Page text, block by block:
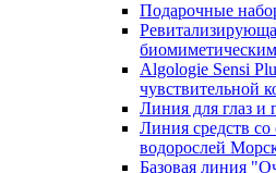
Подарочные
Algologie Sensi
чувcтвительной
Линия для глаз и
Линия средств
водорослей
Базовая линия